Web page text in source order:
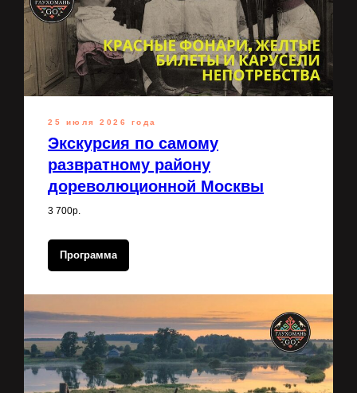
25 июля 2026 года
Экскурсия по самому
развратному району
дореволюционной Москвы
3 700р.
Программа